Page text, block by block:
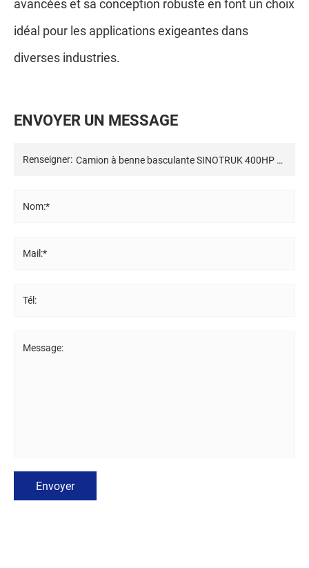
idéal pour les applications exigeantes dans
diverses industries.
ENVOYER UN MESSAGE
Renseigner:
Nom:*
Mail:*
Tél:
Message:
Envoyer